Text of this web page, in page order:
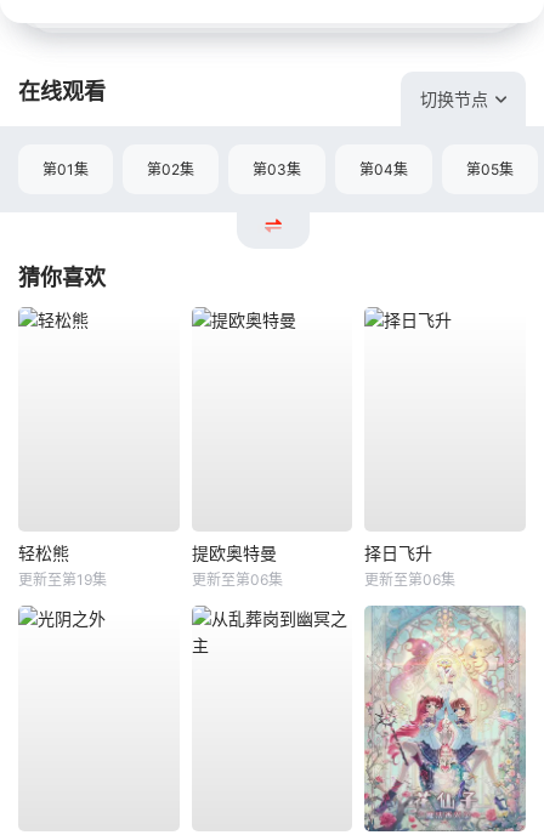
在线观看 切换节点
第01集 第02集 第03集 第04集 第05集
猜你喜欢
轻松熊
更新至第19集
提欧奥特曼
更新至第06集
择日飞升
更新至第06集